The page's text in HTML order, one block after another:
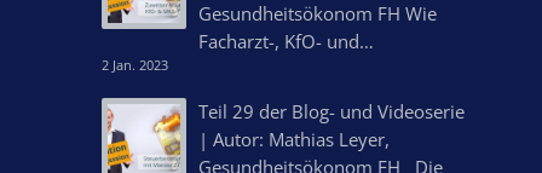
Gesundheitsökonom FH Wie
Facharzt-, KfO- und…
2 Jan. 2023
Teil 29 der Blog- und Videoserie
| Autor: Mathias Leyer,
Gesundheitsökonom FH Die